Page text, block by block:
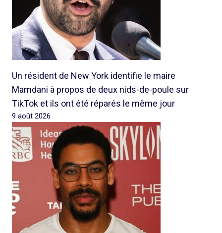
Un résident de New York identifie le maire
Mamdani à propos de deux nids-de-poule sur
TikTok et ils ont été réparés le même jour
9 août 2026